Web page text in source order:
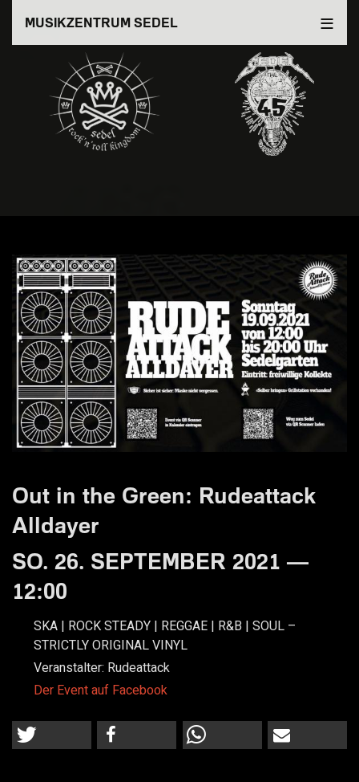
Inhalt
MUSIKZENTRUM SEDEL
Out in the Green: Rudeattack
Alldayer
SO. 26. SEPTEMBER 2021 —
12:00
SKA | ROCK STEADY | REGGAE | R&B | SOUL –
STRICTLY ORIGINAL VINYL
Veranstalter: Rudeattack
Der Event auf Facebook